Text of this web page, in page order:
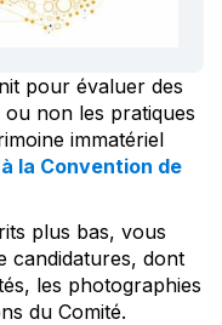
pour évaluer des
ou non les pratiques
immatériel
la Convention de
plus bas, vous
candidatures, dont
les photographies
du Comité.